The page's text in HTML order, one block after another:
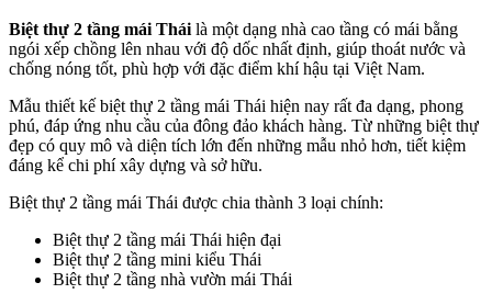
Biệt thự 2 tầng mái Thái là một dạng nhà cao tầng có mái bằng
ngói xếp chồng lên nhau với độ dốc nhất định, giúp thoát nước và
chống nóng tốt, phù hợp với đặc điểm khí hậu tại Việt Nam.
Mẫu thiết kế biệt thự 2 tầng mái Thái hiện nay rất đa dạng, phong
phú, đáp ứng nhu cầu của đông đảo khách hàng. Từ những biệt thự
đẹp có quy mô và diện tích lớn đến những mẫu nhỏ hơn, tiết kiệm
đáng kể chi phí xây dựng và sở hữu.
Biệt thự 2 tầng mái Thái được chia thành 3 loại chính:
Biệt thự 2 tầng mái Thái hiện đại
Biệt thự 2 tầng mini kiểu Thái
Biệt thự 2 tầng nhà vườn mái Thái